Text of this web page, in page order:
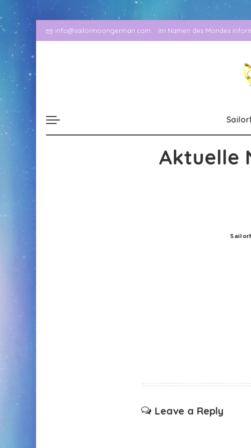
info@sailormoongerman.com Im Namen des Mondes
Aktuelle
Leave a Reply